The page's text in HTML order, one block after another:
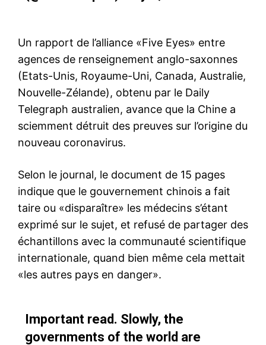
Un rapport de l’alliance «Five Eyes» entre
agences de renseignement anglo-saxonnes
(Etats-Unis, Royaume-Uni, Canada, Australie,
Nouvelle-Zélande), obtenu par le Daily
Telegraph australien, avance que la Chine a
sciemment détruit des preuves sur l’origine du
nouveau coronavirus.
Selon le journal, le document de 15 pages
indique que le gouvernement chinois a fait
taire ou «disparaître» les médecins s’étant
exprimé sur le sujet, et refusé de partager des
échantillons avec la communauté scientifique
internationale, quand bien même cela mettait
«les autres pays en danger».
Important read. Slowly, the
governments of the world are